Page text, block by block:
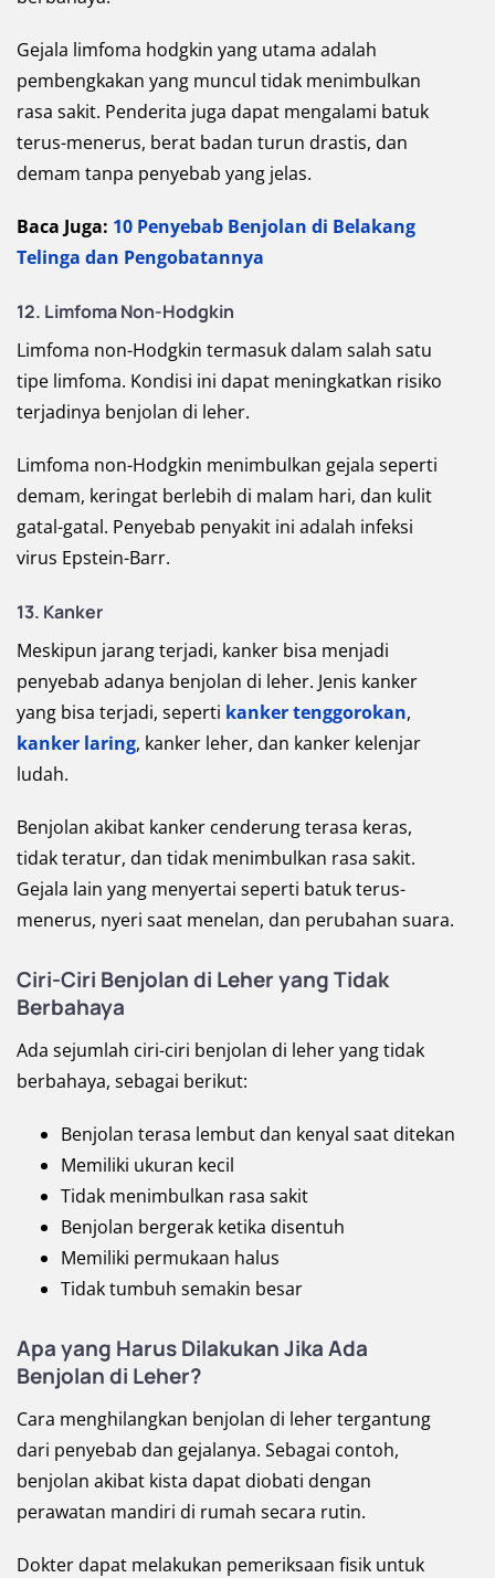
Gejala limfoma hodgkin yang utama adalah
pembengkakan yang muncul tidak menimbulkan
rasa sakit. Penderita juga dapat mengalami batuk
terus-menerus, berat badan turun drastis, dan
demam tanpa penyebab yang jelas.
Baca Juga: 10 Penyebab Benjolan di Belakang
Telinga dan Pengobatannya
12. Limfoma Non-Hodgkin
Limfoma non-Hodgkin termasuk dalam salah satu
tipe limfoma. Kondisi ini dapat meningkatkan risiko
terjadinya benjolan di leher.
Limfoma non-Hodgkin menimbulkan gejala seperti
demam, keringat berlebih di malam hari, dan kulit
gatal-gatal. Penyebab penyakit ini adalah infeksi
virus Epstein-Barr.
13. Kanker
Meskipun jarang terjadi, kanker bisa menjadi
penyebab adanya benjolan di leher. Jenis kanker
yang bisa terjadi, seperti kanker tenggorokan,
kanker laring, kanker leher, dan kanker kelenjar
ludah.
Benjolan akibat kanker cenderung terasa keras,
tidak teratur, dan tidak menimbulkan rasa sakit.
Gejala lain yang menyertai seperti batuk terus-
menerus, nyeri saat menelan, dan perubahan suara.
Ciri-Ciri Benjolan di Leher yang Tidak
Berbahaya
Ada sejumlah ciri-ciri benjolan di leher yang tidak
berbahaya, sebagai berikut:
Benjolan terasa lembut dan kenyal saat ditekan
Memiliki ukuran kecil
Tidak menimbulkan rasa sakit
Benjolan bergerak ketika disentuh
Memiliki permukaan halus
Tidak tumbuh semakin besar
Apa yang Harus Dilakukan Jika Ada
Benjolan di Leher?
Cara menghilangkan benjolan di leher tergantung
dari penyebab dan gejalanya. Sebagai contoh,
benjolan akibat kista dapat diobati dengan
perawatan mandiri di rumah secara rutin.
Dokter dapat melakukan pemeriksaan fisik untuk